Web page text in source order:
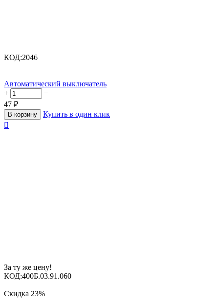
КОД:2046
Автоматический выключатель
+
−
47 ₽
В корзину
Купить в один клик

За ту же цену!
КОД:400Б.03.91.060
Скидка 23%